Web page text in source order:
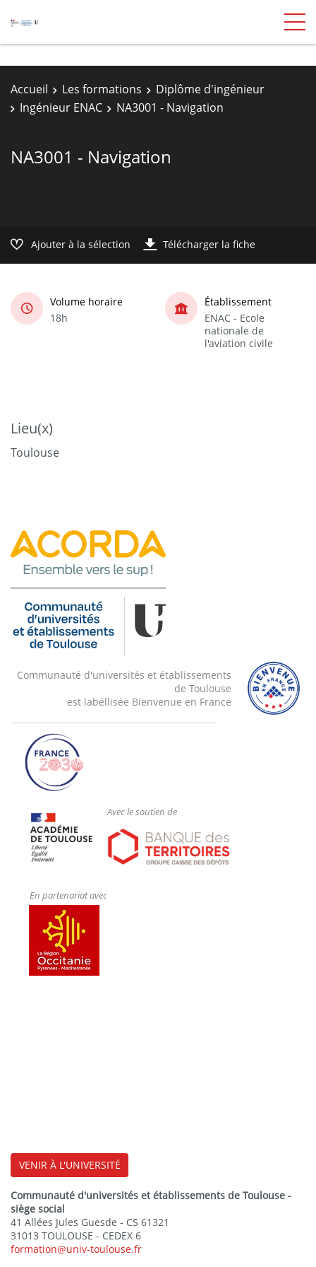
Accueil Les formations
Diplôme d'ingénieur
Ingénieur ENAC
NA3001 - Navigation
NA3001 - Navigation
Ajouter à la sélection Télécharger la fiche
Volume horaire
18h
Établissement
ENAC - Ecole
nationale de
l'aviation civile
Lieu(x)
Toulouse
Communauté d'universités et établissements
de Toulouse
est labéllisée Bienvenue en France
Avec le soutien de
En partenariat avec
VENIR À L'UNIVERSITÉ
Communauté d'universités et établissements de Toulouse -
siège social
41 Allées Jules Guesde - CS 61321
31013 TOULOUSE - CEDEX 6
formation@univ-toulouse.fr